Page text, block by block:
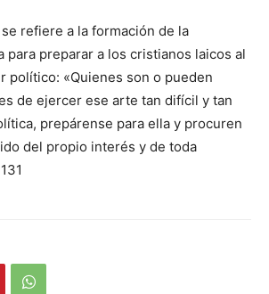
refiere a la formación de la
para preparar a los cristianos lai­cos al
político: «Quie­nes son o pueden
de ejercer ese arte tan difícil y tan
pre­pá­rense para ella y procuren
del propio interés y de toda